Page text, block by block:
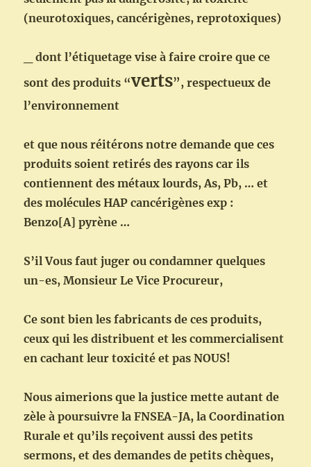
(neurotoxiques, cancérigènes, reprotoxiques)
_ dont l’étiquetage vise à faire croire que ce
sont des produits “verts”, respectueux de
l’environnement
et que nous réitérons notre demande que ces
produits soient retirés des rayons car ils
contiennent des métaux lourds, As, Pb, … et
des molécules HAP cancérigènes exp :
Benzo[A] pyrène …
S’il Vous faut juger ou condamner quelques
un-es, Monsieur Le Vice Procureur,
Ce sont bien les fabricants de ces produits,
ceux qui les distribuent et les commercialisent
en cachant leur toxicité et pas NOUS!
Nous aimerions que la justice mette autant de
zèle à poursuivre la FNSEA-JA, la Coordination
Rurale et qu’ils reçoivent aussi des petits
sermons, et des demandes de petits chèques,